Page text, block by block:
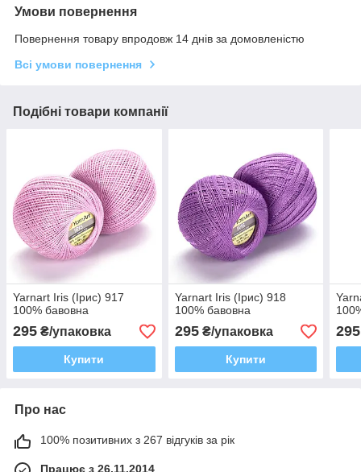
Умови повернення
Повернення товару впродовж 14 днів за домовленістю
Всі умови повернення
Подібні товари компанії
Yarnart Iris (Ірис) 917
100% бавовна
295 ₴/упаковка
Купити
Yarnart Iris (Ірис) 918
100% бавовна
295₴/упаковка
Купити
295
Про нас
100% позитивних з 267 відгуків за рік
Працює з 26.11.2014